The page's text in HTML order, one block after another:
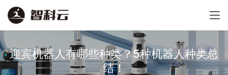
迎宾机器人有哪些种类？5种机器人种类总
结！